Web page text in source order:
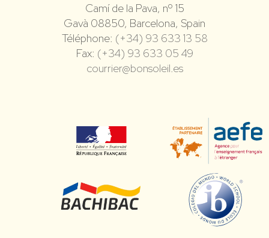
Camí de la Pava, nº 15
Gavà 08850, Barcelona, Spain
Téléphone: (+34) 93 633 13 58
Fax: (+34) 93 633 05 49
courrier@bonsoleil.es